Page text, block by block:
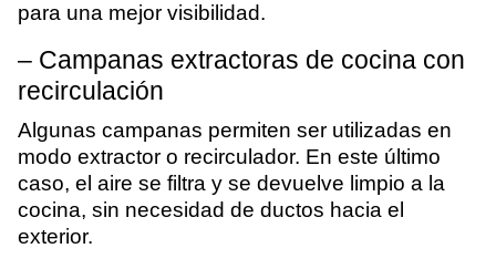
para una mejor visibilidad.
– Campanas extractoras de cocina con
recirculación
Algunas campanas permiten ser utilizadas en
modo extractor o recirculador. En este último
caso, el aire se filtra y se devuelve limpio a la
cocina, sin necesidad de ductos hacia el
exterior.